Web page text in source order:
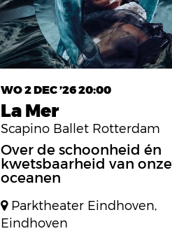
La Mer
Scapino Ballet Rotterdam
WO 2 DEC ’2620:00
Over de schoonheid én
kwetsbaarheid van onze
oceanen
Parktheater Eindhoven,
Eindhoven